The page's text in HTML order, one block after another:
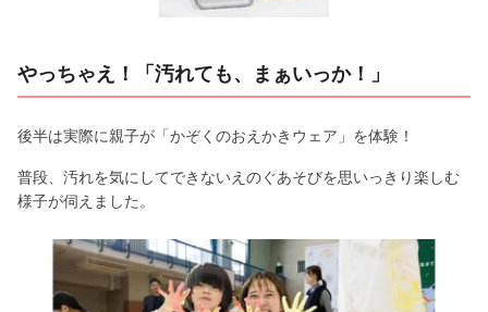
やっちゃえ！「汚れても、まぁいっか！」
後半は実際に親子が「かぞくのおえかきウェア」を体験！
普段、汚れを気にしてできないえのぐあそびを思いっきり楽しむ
様子が伺えました。